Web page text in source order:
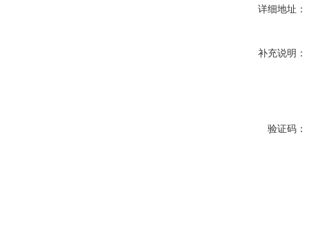
详细地址：
补充说明：
验证码：